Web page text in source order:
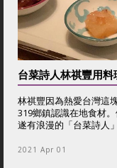
台菜詩人林祺豐用
林祺豐因為熱愛台灣這
319鄉鎮認識在地食材
遂有浪漫的「台菜詩人
2021 Apr 01